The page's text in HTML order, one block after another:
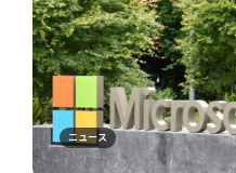
ニュース